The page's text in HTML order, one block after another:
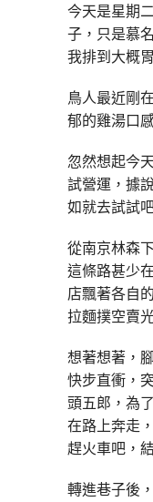
今天是星期
子，只是慕
我排到大概
鳥人最近剛
郁的雞湯口
忽然想起今
試營運，據
如就去試試
從南京林森
這條路甚少
店飄著各自
拉麵撲空賣
想著想著，
快步直衝，
頭五郎，為
在路上奔走
趕火車吧，
轉進巷子後